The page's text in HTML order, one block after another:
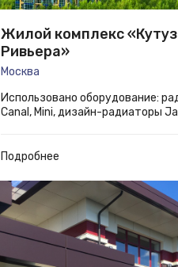
Жилой комплекс
Ривьера»
Москва
Использовано оборудование:
Canal, Mini, дизайн-радиаторы
Подробнее